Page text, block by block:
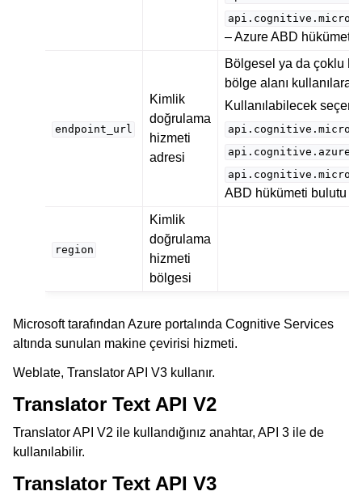
– Azure ABD hükümeti
endpoint_url
Kimlik
doğrulama
hizmeti
adresi
Bölgesel ya da çoklu
bölge alanı
Kullanılabilecek
ABD hükümeti bulutu
region
Kimlik
doğrulama
hizmeti
bölgesi
Microsoft tarafından Azure portalında Cognitive Services
altında sunulan makine çevirisi hizmeti.
Weblate, Translator API V3 kullanır.
Translator Text API V2
Translator API V2 ile kullandığınız anahtar, API 3 ile de
kullanılabilir.
Translator Text API V3